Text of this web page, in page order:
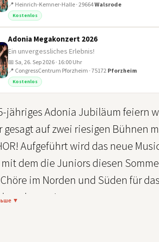
📍 Heinrich-Kemner-Halle · 29664Walsrode
Kostenlos
Adonia Megakonzert 2026
Ein unvergessliches Erlebnis!
📅 Sa, 26. Sep 2026 · 16:00 Uhr
📍 CongressCentrum Pforzheim · 75172 Pforzheim
Kostenlos
jähriges Adonia Jubiläum feiern
gesagt auf zwei riesigen Bühnen
Aufgeführt wird das neue
dem die Juniors diesen
im Norden und Süden für
umhauen!
▼